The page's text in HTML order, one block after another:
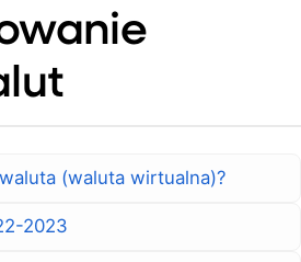
(waluta wirtualna)?
2023